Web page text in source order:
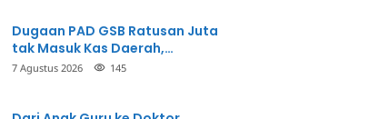
Dugaan PAD GSB Ratusan Juta
tak Masuk Kas Daerah,
Inspektorat Panggil Pihak
7 Agustus 2026 145